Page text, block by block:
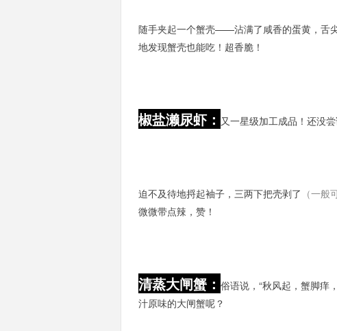
随手夹起一个蟹壳——沾满了咸香的蛋黄，舌
地发现蟹壳也能吃！超香脆！
椒盐濑尿虾： 又一星级加工成品！还没
迫不及待地捋起袖子，三两下把壳剥了 （一般
微微带点辣，赞！
清蒸大闸蟹：俗语说，“秋风起，蟹脚痒
汁原味的大闸蟹呢？